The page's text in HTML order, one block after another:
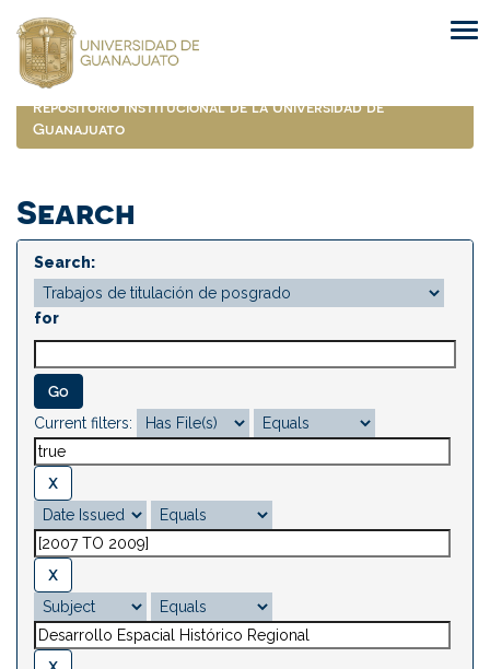
navigation
Repositorio Institucional de la Universidad de
Guanajuato
Search
Search:
for
Current filters: